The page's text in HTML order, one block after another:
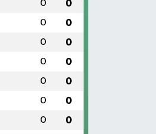
0 0
0 0
0 0
0 0
0 0
0 0
0 0